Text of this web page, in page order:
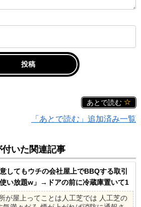
あとで読む
「あとで読む」追加済み一覧
いた関連記事
してもウチの会社屋上でBBQする取引
い放題w」→ドアの前に冷蔵庫置いて1
が屋上ってことは人工芝では 人工芝の